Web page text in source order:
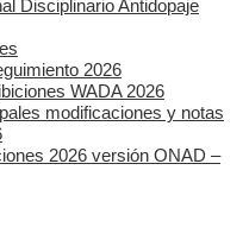
Disciplinario Antidopaje
2026
WADA 2026
modificaciones y notas
2026 versión ONAD –